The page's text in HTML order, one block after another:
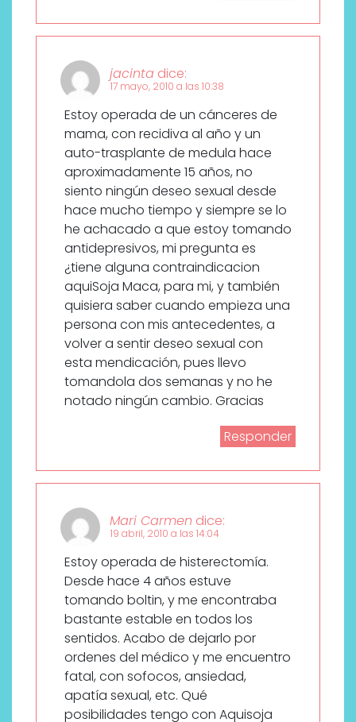
jacinta dice:
17 mayo, 2010 a las 10:38
Estoy operada de un cánceres de
mama, con recidiva al año y un
auto-trasplante de medula hace
aproximadamente 15 años, no
siento ningún deseo sexual desde
hace mucho tiempo y siempre se lo
he achacado a que estoy tomando
antidepresivos, mi pregunta es
¿tiene alguna contraindicacion
aquiSoja Maca, para mi, y también
quisiera saber cuando empieza una
persona con mis antecedentes, a
volver a sentir deseo sexual con
esta mendicación, pues llevo
tomandola dos semanas y no he
notado ningún cambio. Gracias
Responder
Mari Carmen dice:
19 abril, 2010 a las 14:04
Estoy operada de histerectomía.
Desde hace 4 años estuve
tomando boltin, y me encontraba
bastante estable en todos los
sentidos. Acabo de dejarlo por
ordenes del médico y me encuentro
fatal, con sofocos, ansiedad,
apatía sexual, etc. Qué
posibilidades tengo con Aquisoja